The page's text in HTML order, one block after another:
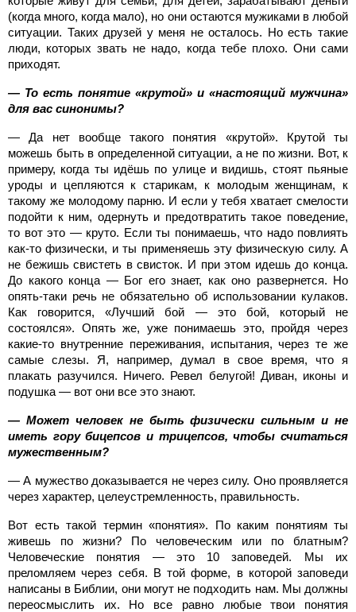
(когда много, когда мало), но они остаются мужиками в любой
ситуации. Таких друзей у меня не осталось. Но есть такие
люди, которых звать не надо, когда тебе плохо. Они сами
приходят.
— То есть понятие «крутой» и «настоящий мужчина»
для вас синонимы?
— Да нет вообще такого понятия «крутой». Крутой ты
можешь быть в определенной ситуации, а не по жизни. Вот, к
примеру, когда ты идёшь по улице и видишь, стоят пьяные
уроды и цепляются к старикам, к молодым женщинам, к
такому же молодому парню. И если у тебя хватает смелости
подойти к ним, одернуть и предотвратить такое поведение,
то вот это — круто. Если ты понимаешь, что надо повлиять
как-то физически, и ты применяешь эту физическую силу. А
не бежишь свистеть в свисток. И при этом идешь до конца.
До какого конца — Бог его знает, как оно развернется. Но
опять-таки речь не обязательно об использовании кулаков.
Как говорится, «Лучший бой — это бой, который не
состоялся». Опять же, уже понимаешь это, пройдя через
какие-то внутренние переживания, испытания, через те же
самые слезы. Я, например, думал в свое время, что я
плакать разучился. Ничего. Ревел белугой! Диван, иконы и
подушка — вот они все это знают.
— Может человек не быть физически сильным и не
иметь гору бицепсов и трицепсов, чтобы считаться
мужественным?
— А мужество доказывается не через силу. Оно проявляется
через характер, целеустремленность, правильность.
Вот есть такой термин «понятия». По каким понятиям ты
живешь по жизни? По человеческим или по блатным?
Человеческие понятия — это 10 заповедей. Мы их
преломляем через себя. В той форме, в которой заповеди
написаны в Библии, они могут не подходить нам. Мы должны
переосмыслить их. Но все равно любые твои понятия